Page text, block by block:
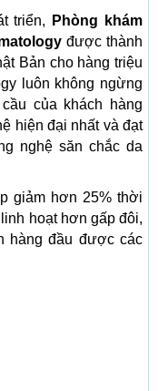
triển, Phòng khám
được thành
Bản cho hàng triệu
luôn không ngừng
của khách hàng
hiện đại nhất và đạt
nghệ săn chắc da
giảm hơn 25% thời
hoạt hơn gấp đôi,
hàng đầu được các